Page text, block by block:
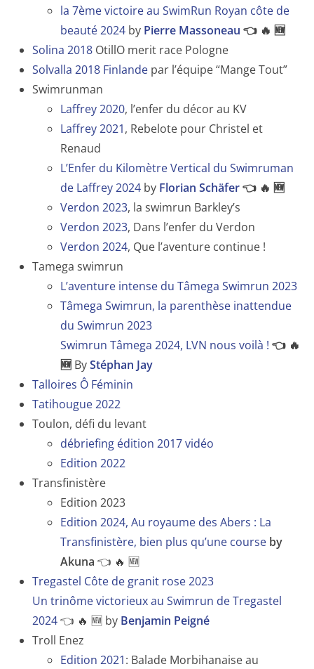
la 7ème victoire au SwimRun Royan côte de
beauté 2024 by Pierre Massoneau 👈 🔥 🆕
Solina 2018 OtillO merit race Pologne
Solvalla 2018 Finlande par l’équipe “Mange Tout”
Swimrunman
Laffrey 2020, l’enfer du décor au KV
Laffrey 2021, Rebelote pour Christel et
Renaud
L’Enfer du Kilomètre Vertical du Swimruman
de Laffrey 2024 by Florian Schäfer👈 🔥 🆕
Verdon 2023, la swimrun Barkley’s
Verdon 2023, Dans l’enfer du Verdon
Verdon 2024, Que l’aventure continue !
Tamega swimrun
L’aventure intense du Tâmega Swimrun 2023
Tâmega Swimrun, la parenthèse inattendue
du Swimrun 2023
Swimrun Tâmega 2024, LVN nous voilà ! 👈 🔥
🆕 ByStéphan Jay
Talloires Ô Féminin
Tatihougue 2022
Toulon, défi du levant
débriefing édition 2017 vidéo
Edition 2022
Transfinistère
Edition 2023
Edition 2024, Au royaume des Abers : La
Transfinistère, bien plus qu’une course by
Akuna 👈 🔥 🆕
Tregastel Côte de granit rose 2023
Un trinôme victorieux au Swimrun de Tregastel
2024👈 🔥 🆕 by Benjamin Peigné
Troll Enez
Edition 2021: Balade Morbihanaise au